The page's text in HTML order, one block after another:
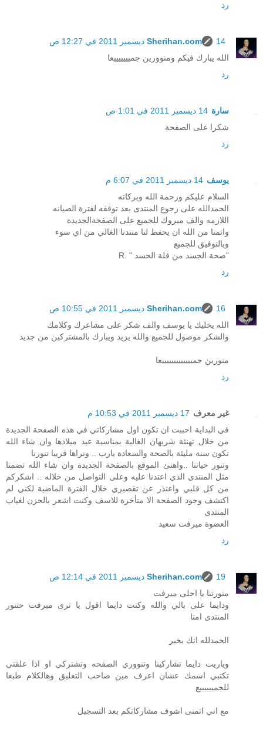
رد
Sherihan.com
14 ديسمبر 2011 في 12:27 ص
الله يبارك فيكم ومنوورين جميييييييعا
رد
سارة 14 ديسمبر 2011 في 1:01 ص
شكرا على الصفحة
رد
يوسف 14 ديسمبر 2011 في 6:07 م
السلام عليكم ورحمة الله وبركاته
الحمدالله على رجوع المنتدى بعد توقفه لفترة الصيانه
اللازمه والف مبروك للجميع على الصفحةالجديدة
واتمنا من الله ان يحفظ لنا منتدنا الغالي من اي سوء
وبالتوفيق للجميع
"صحة الجسد من قلة الحسد " .R
رد
Sherihan.com
16 ديسمبر 2011 في 10:55 ص
الله يخليك يا يوسف والف شكر على مشاعرك وكلامك
والشكر موصول للجميع والله يزيد ويبارك بالمشتركين من جديد
منورين جميييييييييييييعا
رد
غير معرف 17 ديسمبر 2011 في 10:53 م
في البداية احببت ان تكون اول مشاركاتي في هذه الصفحة الجديدة
من خلال تهنئة شريهان الغالية بمناسبة عيد ميلادها وان شاء الله
تكون سنة مليئة بالصحة والسعادة يارب .. ونراها قريبا تنورنا
وتنور حياتنا ..واهنئ الموقع بالصفحة الجديدة وان شاء الله تضمنا
مثل المنتدى الذي اعتدنا عليه وعلى التواصل من خلاله .. اشكركم
من كل قلبي واعتذر عن تقصيري خلال الفترة الماضية لكني لم
اكتشف وجود الصفحة الا متأخرة للاسف وكنت اشعر بالحزن لغياب
المنتدى
العضوة ميرفت سعيد
رد
Sherihan.com
19 ديسمبر 2011 في 12:14 ص
منورتنا يا احلى ميرفت
ودايما على بالي والله وكنت دايما اقول يا ترى ميرفت حتنور
المنتدى امتا
الحمدلله انك بخير
وياريت دايما تشاركينا وتنووري الصفحه وتشتركي او اذا علقتي
تكتبي اسمك عشان اعرف مين صاحب التعليق وهالكلام طبعا
للجمييييييع
مع اني اتمنى اشوف مشاركاتكم بعد التسجيل